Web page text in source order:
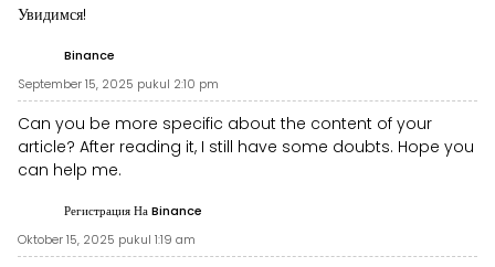
Увидимся!
Binance
September 15, 2025 pukul 2:10 pm
Can you be more specific about the content of your
article? After reading it, I still have some doubts. Hope you
can help me.
Регистрация На Binance
Oktober 15, 2025 pukul 1:19 am